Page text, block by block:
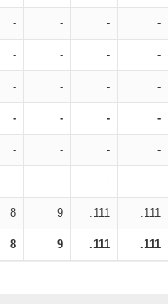
- - - -
- - - -
- - - -
- - - -
- - - -
- - - -
8 9 .111 .111
8 9 .111 .111